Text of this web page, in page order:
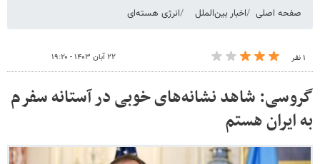
صفحه اصلی اخبار بین‌الملل انرژی هسته‌ای
۱ نفر ۲۲ آبان ۱۴۰۳ - ۱۹:۲۰
گروسی: شاهد نشانه‌های خوبی در آستانه سفرم
به ایران هستم